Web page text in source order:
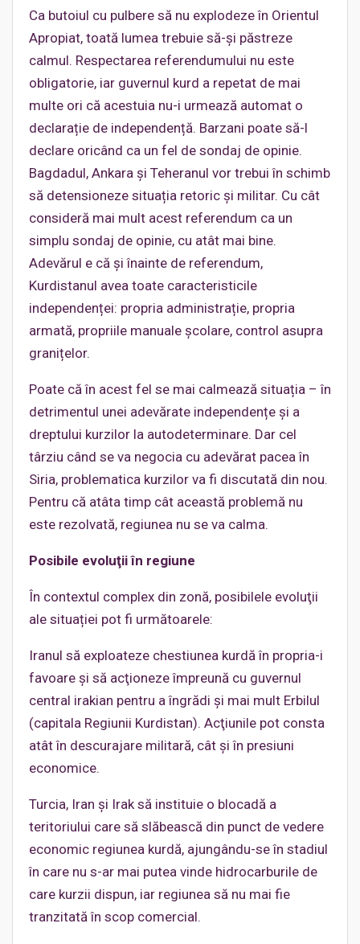
Ca butoiul cu pulbere să nu explodeze în Orientul
Apropiat, toată lumea trebuie să-și păstreze
calmul. Respectarea referendumului nu este
obligatorie, iar guvernul kurd a repetat de mai
multe ori că acestuia nu-i urmează automat o
declarație de independență. Barzani poate să-l
declare oricând ca un fel de sondaj de opinie.
Bagdadul, Ankara și Teheranul vor trebui în schimb
să detensioneze situația retoric și militar. Cu cât
consideră mai mult acest referendum ca un
simplu sondaj de opinie, cu atât mai bine.
Adevărul e că și înainte de referendum,
Kurdistanul avea toate caracteristicile
independenței: propria administrație, propria
armată, propriile manuale școlare, control asupra
granițelor.
Poate că în acest fel se mai calmează situația – în
detrimentul unei adevărate independențe și a
dreptului kurzilor la autodeterminare. Dar cel
târziu când se va negocia cu adevărat pacea în
Siria, problematica kurzilor va fi discutată din nou.
Pentru că atâta timp cât această problemă nu
este rezolvată, regiunea nu se va calma.
Posibile evoluţii în regiune
În contextul complex din zonă, posibilele evoluţii
ale situației pot fi următoarele:
Iranul să exploateze chestiunea kurdă în propria-i
favoare şi să acţioneze împreună cu guvernul
central irakian pentru a îngrădi şi mai mult Erbilul
(capitala Regiunii Kurdistan). Acţiunile pot consta
atât în descurajare militară, cât şi în presiuni
economice.
Turcia, Iran şi Irak să instituie o blocadă a
teritoriului care să slăbească din punct de vedere
economic regiunea kurdă, ajungându-se în stadiul
în care nu s-ar mai putea vinde hidrocarburile de
care kurzii dispun, iar regiunea să nu mai fie
tranzitată în scop comercial.